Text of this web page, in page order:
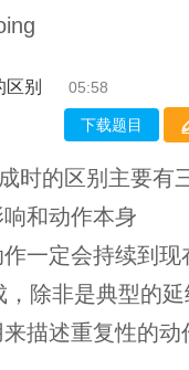
别 05:58
下载题目
时的区别主要有
和动作本身
一定会持续到现
除非是典型的
描述重复性的动